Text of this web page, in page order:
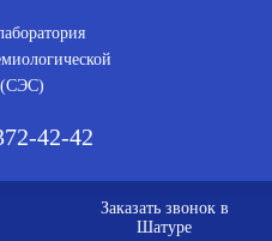
42-42
Заказать звонок в
Шатуре